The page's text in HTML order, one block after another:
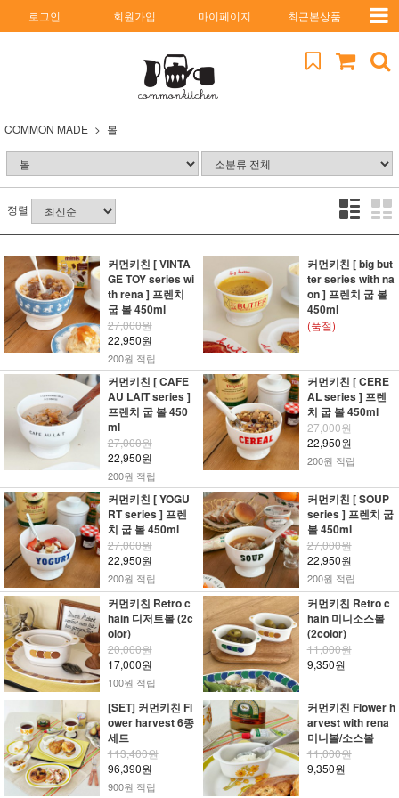
로그인 회원가입 마이페이지 최근본상품
COMMON MADE 볼
정렬
커먼키친 [ VINTA
GE TOY series wi
th rena ] 프렌치
굽 볼 450ml
27,000원
22,950원
200원 적립
커먼키친 [ big but
ter series with na
on ] 프렌치 굽 볼
450ml
(품절)
커먼키친 [ CAFE
AU LAIT series ]
프렌치 굽 볼 450
ml
27,000원
22,950원
200원 적립
커먼키친 [ CERE
AL series ] 프렌
치 굽 볼 450ml
27,000원
22,950원
200원 적립
커먼키친 [ YOGU
RT series ] 프렌
치 굽 볼 450ml
27,000원
22,950원
200원 적립
커먼키친 [ SOUP
series ] 프렌치 굽
볼 450ml
27,000원
22,950원
200원 적립
커먼키친 Retro c
hain 디저트볼 (2c
olor)
20,000원
17,000원
100원 적립
커먼키친 Retro c
hain 미니소스볼
(2color)
11,000원
9,350원
[SET] 커먼키친 Fl
ower harvest 6종
세트
113,400원
96,390원
900원 적립
커먼키친 Flower h
arvest with rena
미니볼/소스볼
11,000원
9,350원